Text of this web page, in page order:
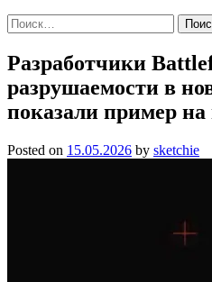
Найти:
Разработчики
разрушаемости в
показали пример на
Posted on 15.05.2026 by sketchie